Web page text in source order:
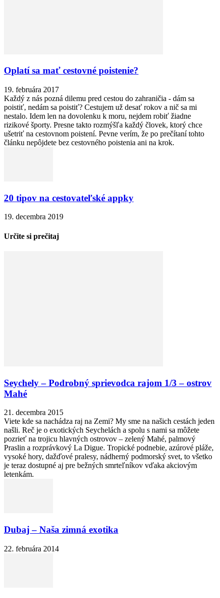
Oplatí sa mať cestovné poistenie?
19. februára 2017
Každý z nás pozná dilemu pred cestou do zahraničia - dám sa
poistiť, nedám sa poistiť? Cestujem už desať rokov a nič sa mi
nestalo. Idem len na dovolenku k moru, nejdem robiť žiadne
rizikové športy. Presne takto rozmýšľa každý človek, ktorý chce
ušetriť na cestovnom poistení. Pevne verím, že po prečítaní tohto
článku nepôjdete bez cestovného poistenia ani na krok.
20 tipov na cestovateľské appky
19. decembra 2019
Určite si prečitaj
Seychely – Podrobný sprievodca rajom 1/3 – ostrov
Mahé
21. decembra 2015
Viete kde sa nachádza raj na Zemi? My sme na našich cestách jeden
našli. Reč je o exotických Seychelách a spolu s nami sa môžete
pozrieť na trojicu hlavných ostrovov – zelený Mahé, palmový
Praslin a rozprávkový La Digue. Tropické podnebie, azúrové pláže,
vysoké hory, dažďové pralesy, nádherný podmorský svet, to všetko
je teraz dostupné aj pre bežných smrteľníkov vďaka akciovým
letenkám.
Dubaj – Naša zimná exotika
22. februára 2014